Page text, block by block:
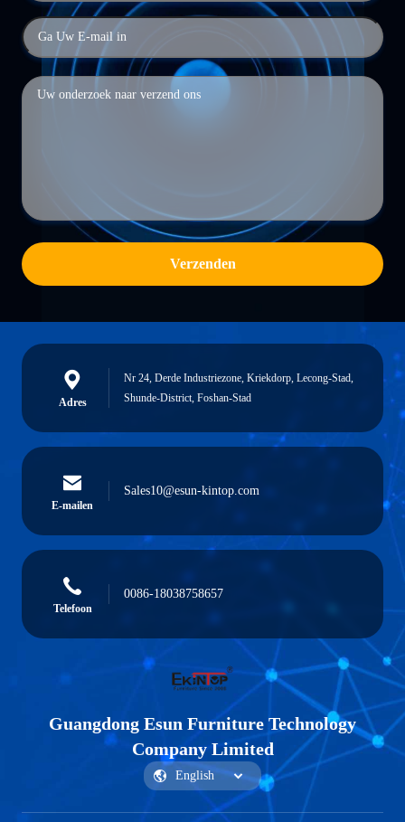
Verzenden
Adres
Nr 24, Derde Industriezone, Kriekdorp, Lecong-Stad,
Shunde-District, Foshan-Stad
E-mailen
Sales10@esun-kintop.com
Telefoon
0086-18038758657
Guangdong Esun Furniture Technology
Company Limited